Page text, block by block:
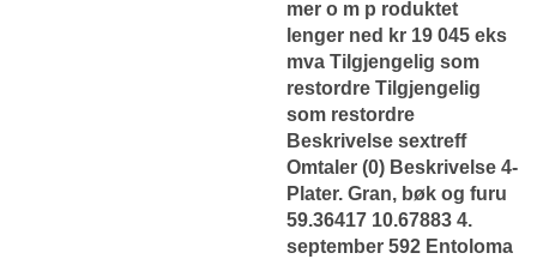
mer o m p roduktet
lenger ned kr 19 045 eks
mva Tilgjengelig som
restordre Tilgjengelig
som restordre
Beskrivelse sextreff
Omtaler (0) Beskrivelse 4-
Plater. Gran, bøk og furu
59.36417 10.67883 4.
september 592 Entoloma